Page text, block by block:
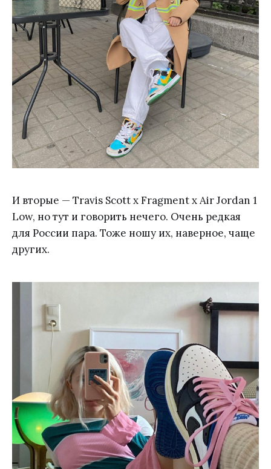
И вторые — Travis Scott x Fragment x Air Jordan 1
Low, но тут и говорить нечего. Очень редкая
для России пара. Тоже ношу их, наверное, чаще
других.